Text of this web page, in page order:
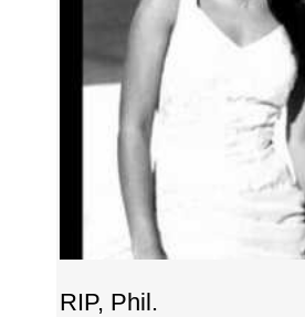
RIP, Phil.